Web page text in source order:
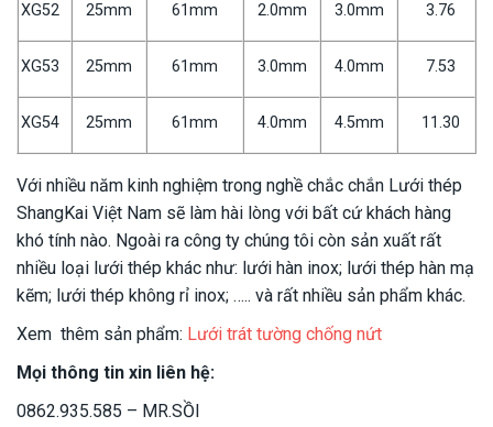
XG52 25mm 61mm 2.0mm 3.0mm 3.76
XG53 25mm 61mm 3.0mm 4.0mm 7.53
XG54 25mm 61mm 4.0mm 4.5mm 11.30
Với nhiều năm kinh nghiệm trong nghề chắc chắn Lưới thép
ShangKai Việt Nam sẽ làm hài lòng với bất cứ khách hàng
khó tính nào. Ngoài ra công ty chúng tôi còn sản xuất rất
nhiều loại lưới thép khác như: lưới hàn inox; lưới thép hàn mạ
kẽm; lưới thép không rỉ inox; ….. và rất nhiều sản phẩm khác.
Xem thêm sản phẩm: Lưới trát tường chống nứt
Mọi thông tin xin liên hệ:
0862.935.585 – MR.SỒI